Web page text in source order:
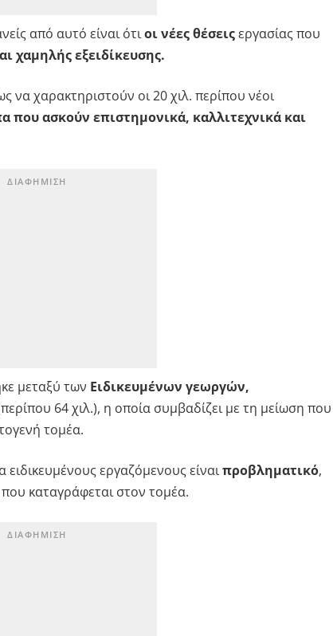
από αυτό είναι ότιοι νέες θέσειςεργασίας που
χαμηλής εξειδίκευσης.
να χαρακτηριστούν οι 20 χιλ. περίπου νέοι
που ασκούν επιστημονικά, καλλιτεχνικά και
μεταξύ των Ειδικευμένων γεωργών,
64 χιλ.), η οποία συμβαδίζει με τη μείωση που
τομέα.
ειδικευμένους εργαζόμενους είναιπροβληματικό,
που καταγράφεται στον τομέα.